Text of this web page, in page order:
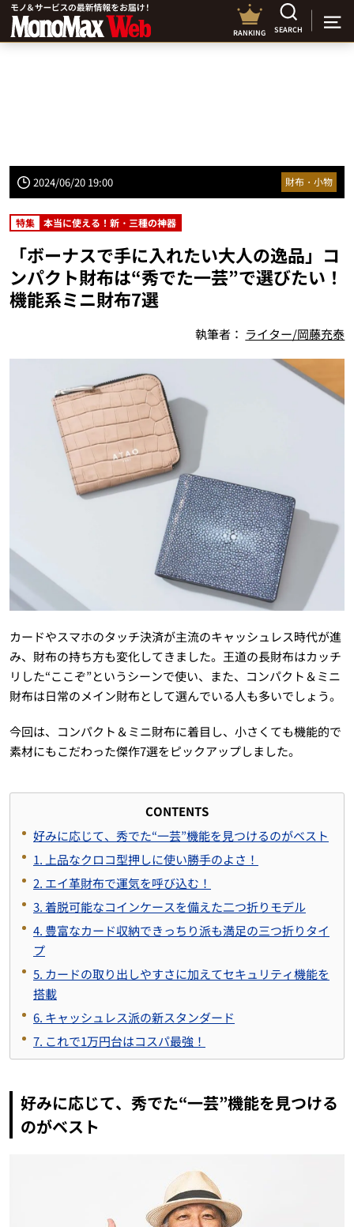
RANKING SEARCH
2024/06/20 19:00 財布・小物
特集 本当に使える！新・三種の神器
「ボーナスで手に入れたい大人の逸品」コ
ンパクト財布は“秀でた一芸”で選びたい！
機能系ミニ財布7選
執筆者： ライター/岡藤充泰
カードやスマホのタッチ決済が主流のキャッシュレス時代が進
み、財布の持ち方も変化してきました。王道の長財布はカッチ
リした“ここぞ”というシーンで使い、また、コンパクト＆ミニ
財布は日常のメイン財布として選んでいる人も多いでしょう。
今回は、コンパクト＆ミニ財布に着目し、小さくても機能的で
素材にもこだわった傑作7選をピックアップしました。
CONTENTS
好みに応じて、秀でた“一芸”機能を見つけるのがベスト
1. 上品なクロコ型押しに使い勝手のよさ！
2. エイ革財布で運気を呼び込む！
3. 着脱可能なコインケースを備えた二つ折りモデル
4. 豊富なカード収納できっちり派も満足の三つ折りタイ
プ
5. カードの取り出しやすさに加えてセキュリティ機能を
搭載
6. キャッシュレス派の新スタンダード
7. これで1万円台はコスパ最強！
好みに応じて、秀でた“一芸”機能を見つける
のがベスト